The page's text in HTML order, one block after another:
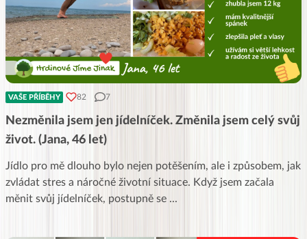
VAŠE PŘÍBĚHY 82 7
Nezměnila jsem jen jídelníček. Změnila jsem celý svůj
život. (Jana, 46 let)
Jídlo pro mě dlouho bylo nejen potěšením, ale i způsobem, jak
zvládat stres a náročné životní situace. Když jsem začala
měnit svůj jídelníček, postupně se ...